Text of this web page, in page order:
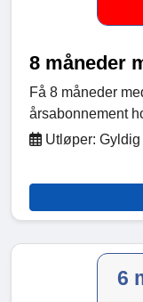
8 måneder
Få 8 måneder
årsabonnement
Utløper:
6